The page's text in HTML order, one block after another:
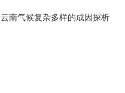
云南气候复杂多样的成因探析